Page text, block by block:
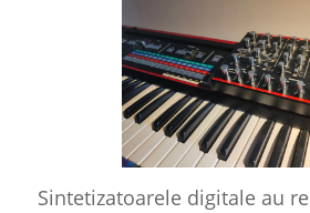
Sintetizatoarele digitale au